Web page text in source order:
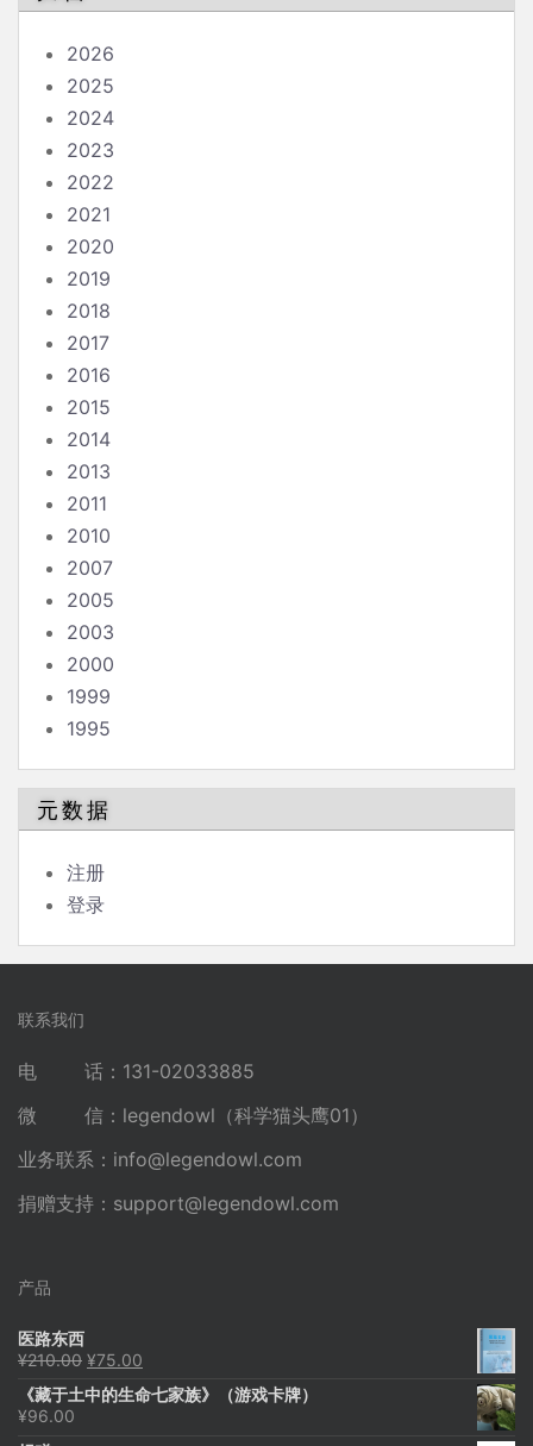
2026
2025
2024
2023
2022
2021
2020
2019
2018
2017
2016
2015
2014
2013
2011
2010
2007
2005
2003
2000
1999
1995
元数据
注册
登录
联系我们
电 话：131-02033885
微 信：legendowl（科学猫头鹰01）
业务联系： info@legendowl.com
捐赠支持： support@legendowl.com
产品
医路东西
¥210.00 原
为：
¥75.00
价
《藏于土中的生命七家族》（游戏卡牌）
¥96.00